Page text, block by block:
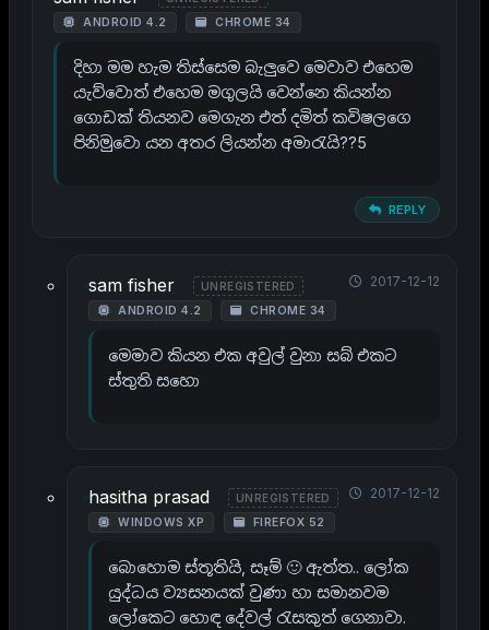
ANDROID 4.2 CHROME 34
දිහා මම හැම තිස්ස‍ෙම බැලුව‍ෙ ම‍ෙවාව එහ‍ෙම
යැව්ව‍ොත් එහ‍ෙම මගුලයි ව‍ෙන්න‍ෙ කියන්න
ග‍ොඩක් තියනව ම‍ෙගැන එත් දමිත් කවිෂලග‍ෙ
පිනිමුව‍ො යන අතර ලියන්න අමාරැයි??5
REPLY
sam fisher UNREGISTERED
ANDROID 4.2 CHROME 34
2017-12-12
ම‍ෙමාව කියන එක අවුල් වුනා සබ් එකට
ස්තුති සහ‍ො
hasitha prasad UNREGISTERED
WINDOWS XP FIREFOX 52
2017-12-12
බොහොම ස්තූතියි, සෑම් 🙂 ඇත්ත.. ලෝක
යුද්ධය ව්‍යසනයක් වුණා හා සමානවම
ලෝකෙට හොඳ දේවල් රැසකුත් ගෙනාවා.